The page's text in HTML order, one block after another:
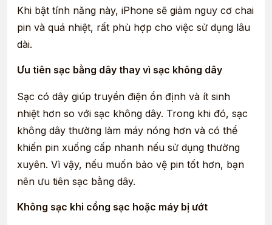
Khi bật tính năng này, iPhone sẽ giảm nguy cơ chai
pin và quá nhiệt, rất phù hợp cho việc sử dụng lâu
dài.
Ưu tiên sạc bằng dây thay vì sạc không dây
Sạc có dây giúp truyền điện ổn định và ít sinh
nhiệt hơn so với sạc không dây. Trong khi đó, sạc
không dây thường làm máy nóng hơn và có thể
khiến pin xuống cấp nhanh nếu sử dụng thường
xuyên. Vì vậy, nếu muốn bảo vệ pin tốt hơn, bạn
nên ưu tiên sạc bằng dây.
Không sạc khi cổng sạc hoặc máy bị ướt